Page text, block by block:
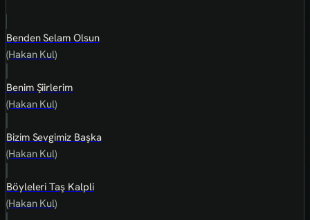
Benden Selam Olsun
(Hakan Kul)
Benim Şiirlerim
(Hakan Kul)
Bizim Sevgimiz Başka
(Hakan Kul)
Böyleleri Taş Kalpli
(Hakan Kul)